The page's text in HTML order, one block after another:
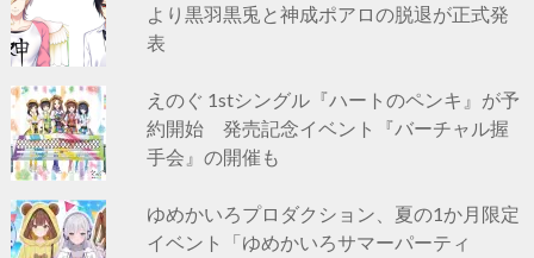
より黒羽黒兎と神成ポアロの脱退が正式発
表
えのぐ 1stシングル『ハートのペンキ』が予
約開始 発売記念イベント『バーチャル握
手会』の開催も
ゆめかいろプロダクション、夏の1か月限定
イベント「ゆめかいろサマーパーティ